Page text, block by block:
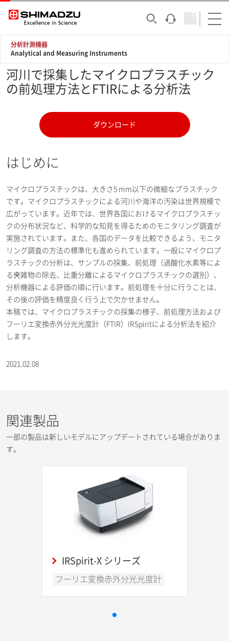
分析計測機器
Analytical and Measuring Instruments
河川で採集したマイクロプラスチック
の前処理方法とFTIRによる分析法
ダウンロード
はじめに
マイクロプラスチックは、大きさ5 mm以下の微細なプラスチック
です。マイクロプラスチックによる河川や海洋の汚染は世界規模で
広がっています。近年では、世界各国におけるマイクロプラスチッ
クの分布状況など、科学的な知見を得るためのモニタリング調査が
実施されています。また、各国のデータを比較できるよう、モニタ
リング調査の方法の標準化も進められています。一般にマイクロプ
ラスチックの分析は、サンプルの採集、前処理（過酸化水素等によ
る夾雑物の除去、比重分離によるマイクロプラスチックの選別）、
分析機器による評価の順に行います。前処理を十分に行うことは、
その後の評価を精度良く行う上で欠かせません。
本稿では、マイクロプラスチックの採集の様子、前処理方法および
フーリエ変換赤外分光光度計（FTIR）IRSpiritによる分析法を紹介
します。
2021.02.08
関連製品
一部の製品は新しいモデルにアップデートされている場合がありま
す。
IRSpirit-X シリーズ
フーリエ変換赤外分光光度計